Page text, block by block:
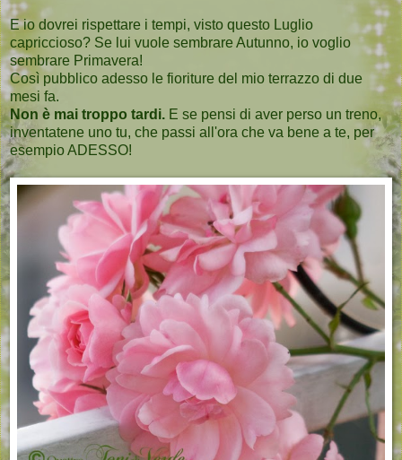
E io dovrei rispettare i tempi, visto questo Luglio
capriccioso? Se lui vuole sembrare Autunno, io voglio
sembrare Primavera!
Così pubblico adesso le fioriture del mio terrazzo di due
mesi fa.
Non è mai troppo tardi. E se pensi di aver perso un treno,
inventatene uno tu, che passi all'ora che va bene a te, per
esempio ADESSO!